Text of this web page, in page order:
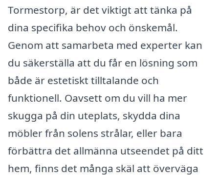
Tormestorp, är det viktigt att tänka på
dina specifika behov och önskemål.
Genom att samarbeta med experter kan
du säkerställa att du får en lösning som
både är estetiskt tilltalande och
funktionell. Oavsett om du vill ha mer
skugga på din uteplats, skydda dina
möbler från solens strålar, eller bara
förbättra det allmänna utseendet på ditt
hem, finns det många skäl att överväga